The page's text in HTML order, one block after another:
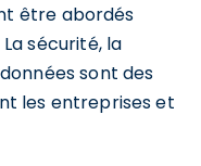
être abordés
sécurité, la
sont des
les entreprises et